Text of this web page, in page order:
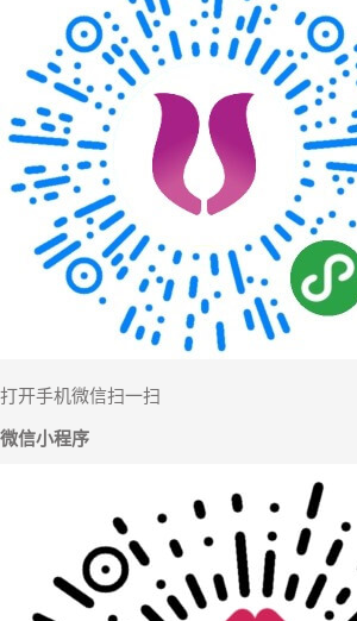
打开手机微信扫一扫
微信小程序